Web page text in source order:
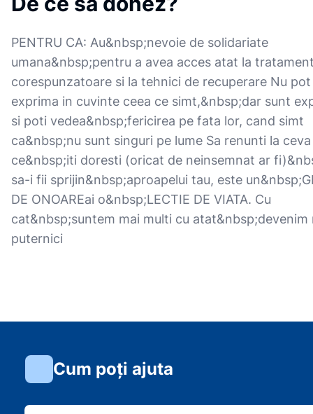
PENTRU CA: Au&nbsp;nevoie de solidariate
umana&nbsp;pentru a avea acces atat la
corespunzatoare si la tehnici de recuperare Nu pot
exprima in cuvinte ceea ce simt,&nbsp;dar sunt
si poti vedea&nbsp;fericirea pe fata lor, cand simt
ca&nbsp;nu sunt singuri pe lume Sa renunti la ceva
ce&nbsp;iti doresti (oricat de neinsemnat ar
sa-i fii sprijin&nbsp;aproapelui tau, este
DE ONOAREai o&nbsp;LECTIE DE VIATA. Cu
cat&nbsp;suntem mai multi cu atat&nbsp;devenim
puternici
Cum poți ajuta